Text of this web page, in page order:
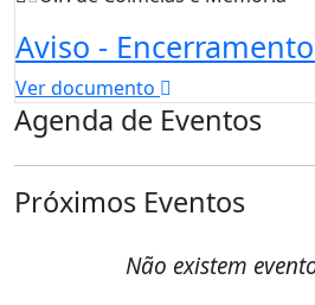
Aviso -
Ver documento
Agenda de Eventos
Próximos Eventos
Não existem